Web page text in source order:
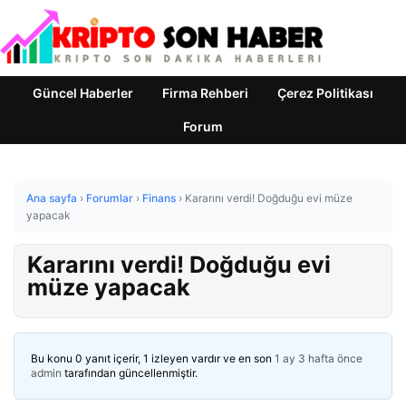
Güncel Haberler Firma Rehberi Çerez Politikası
Forum
Ana sayfa › Forumlar › Finans › Kararını verdi! Doğduğu evi müze
yapacak
Kararını verdi! Doğduğu evi
müze yapacak
Bu konu 0 yanıt içerir, 1 izleyen vardır ve en son 1 ay 3 hafta önce
admin tarafından güncellenmiştir.